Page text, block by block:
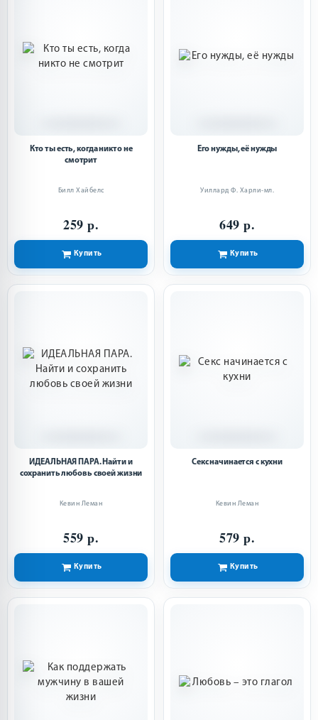
Кто ты есть, когда никто не
смотрит
Билл Хайбелс
259 р.
Купить
Его нужды, её нужды
Уиллард Ф. Харли-мл.
649 р.
Купить
ИДЕАЛЬНАЯ ПАРА. Найти и
сохранить любовь своей жизни
Кевин Леман
559 р.
Купить
Секс начинается с кухни
Кевин Леман
579 р.
Купить